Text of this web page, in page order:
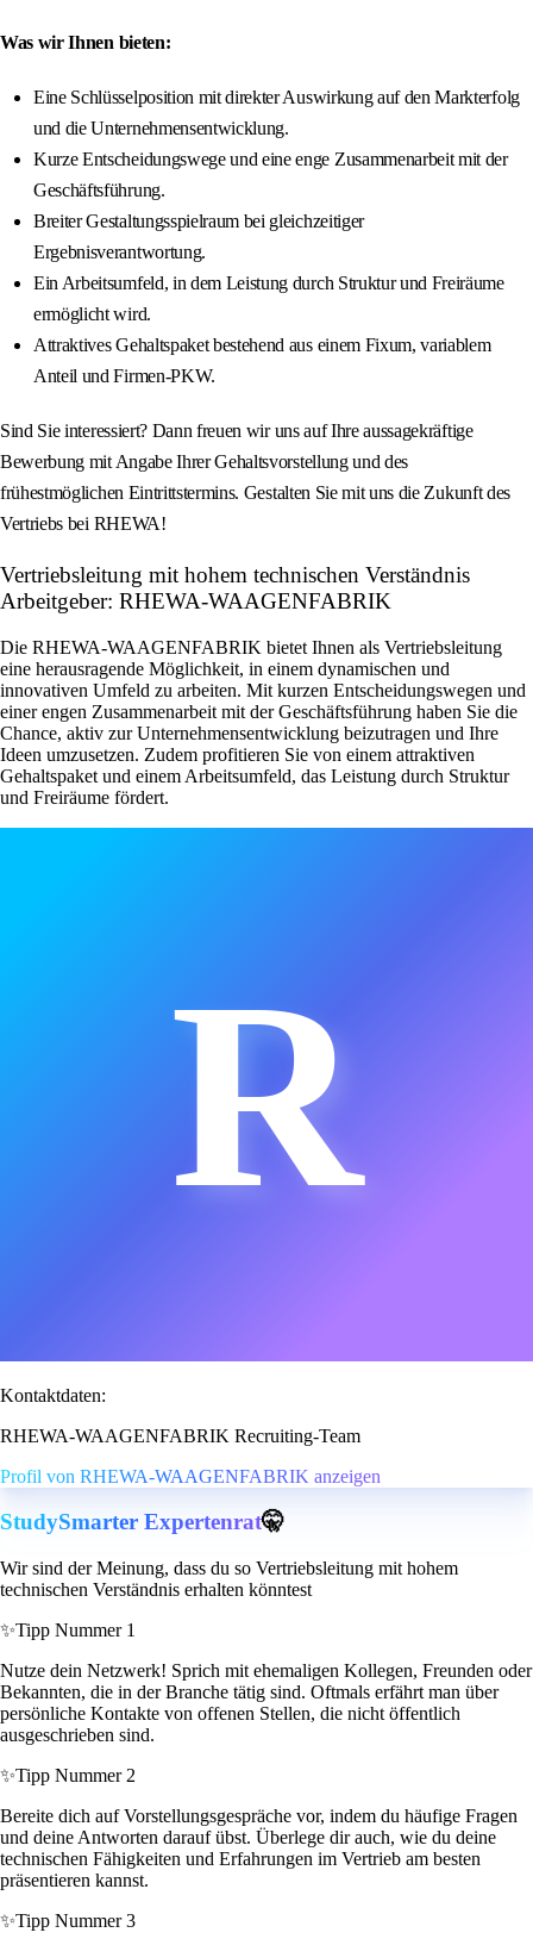
Was wir Ihnen bieten:
Eine Schlüsselposition mit direkter Auswirkung auf den Markterfolg
und die Unternehmensentwicklung.
Kurze Entscheidungswege und eine enge Zusammenarbeit mit der
Geschäftsführung.
Breiter Gestaltungsspielraum bei gleichzeitiger
Ergebnisverantwortung.
Ein Arbeitsumfeld, in dem Leistung durch Struktur und Freiräume
ermöglicht wird.
Attraktives Gehaltspaket bestehend aus einem Fixum, variablem
Anteil und Firmen-PKW.
Sind Sie interessiert? Dann freuen wir uns auf Ihre aussagekräftige
Bewerbung mit Angabe Ihrer Gehaltsvorstellung und des
frühestmöglichen Eintrittstermins. Gestalten Sie mit uns die Zukunft des
Vertriebs bei RHEWA!
Vertriebsleitung mit hohem technischen Verständnis
Arbeitgeber: RHEWA-WAAGENFABRIK
Die RHEWA-WAAGENFABRIK bietet Ihnen als Vertriebsleitung
eine herausragende Möglichkeit, in einem dynamischen und
innovativen Umfeld zu arbeiten. Mit kurzen Entscheidungswegen und
einer engen Zusammenarbeit mit der Geschäftsführung haben Sie die
Chance, aktiv zur Unternehmensentwicklung beizutragen und Ihre
Ideen umzusetzen. Zudem profitieren Sie von einem attraktiven
Gehaltspaket und einem Arbeitsumfeld, das Leistung durch Struktur
und Freiräume fördert.
R
Kontaktdaten:
RHEWA-WAAGENFABRIK Recruiting-Team
Profil von RHEWA-WAAGENFABRIK anzeigen
StudySmarter Expertenrat🤫
Wir sind der Meinung, dass du so Vertriebsleitung mit hohem
technischen Verständnis erhalten könntest
✨Tipp Nummer 1
Nutze dein Netzwerk! Sprich mit ehemaligen Kollegen, Freunden oder
Bekannten, die in der Branche tätig sind. Oftmals erfährt man über
persönliche Kontakte von offenen Stellen, die nicht öffentlich
ausgeschrieben sind.
✨Tipp Nummer 2
Bereite dich auf Vorstellungsgespräche vor, indem du häufige Fragen
und deine Antworten darauf übst. Überlege dir auch, wie du deine
technischen Fähigkeiten und Erfahrungen im Vertrieb am besten
präsentieren kannst.
✨Tipp Nummer 3